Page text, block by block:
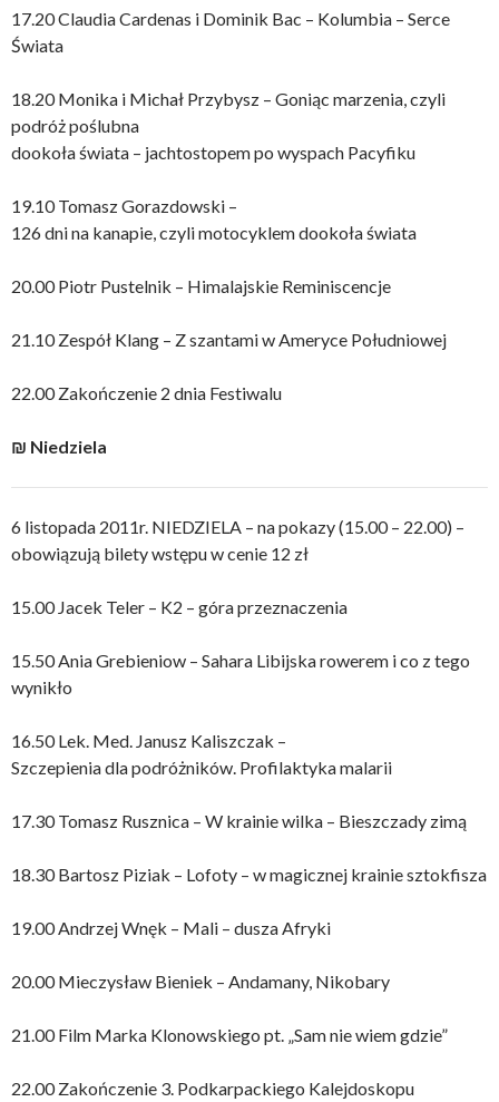
17.20 Claudia Cardenas i Dominik Bac – Kolumbia – Serce
Świata
18.20 Monika i Michał Przybysz – Goniąc marzenia, czyli
podróż poślubna
dookoła świata – jachtostopem po wyspach Pacyfiku
19.10 Tomasz Gorazdowski –
126 dni na kanapie, czyli motocyklem dookoła świata
20.00 Piotr Pustelnik – Himalajskie Reminiscencje
21.10 Zespół Klang – Z szantami w Ameryce Południowej
22.00 Zakończenie 2 dnia Festiwalu
₪ Niedziela
6 listopada 2011r. NIEDZIELA – na pokazy (15.00 – 22.00) –
obowiązują bilety wstępu w cenie 12 zł
15.00 Jacek Teler – K2 – góra przeznaczenia
15.50 Ania Grebieniow – Sahara Libijska rowerem i co z tego
wynikło
16.50 Lek. Med. Janusz Kaliszczak –
Szczepienia dla podróżników. Profilaktyka malarii
17.30 Tomasz Rusznica – W krainie wilka – Bieszczady zimą
18.30 Bartosz Piziak – Lofoty – w magicznej krainie sztokfisza
19.00 Andrzej Wnęk – Mali – dusza Afryki
20.00 Mieczysław Bieniek – Andamany, Nikobary
21.00 Film Marka Klonowskiego pt. „Sam nie wiem gdzie”
22.00 Zakończenie 3. Podkarpackiego Kalejdoskopu